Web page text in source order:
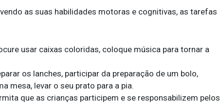
as suas habilidades motoras e cognitivas, as tarefas
usar caixas coloridas, coloque música para tornar a
os lanches, participar da preparação de um bolo,
mesa, levar o seu prato para a pia.
que as crianças participem e se responsabilizem pelos